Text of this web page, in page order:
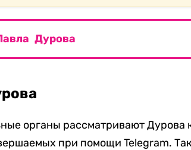
Дурова
органы рассматривают Дурова
при помощи Telegram.